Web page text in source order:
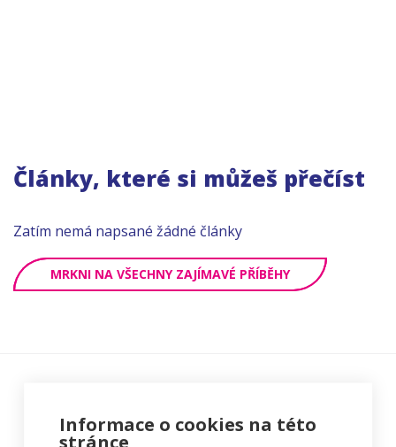
Články, které si můžeš přečíst
Zatím nemá napsané žádné články
MRKNI NA VŠECHNY ZAJÍMAVÉ PŘÍBĚHY
Informace o cookies na této
stránce